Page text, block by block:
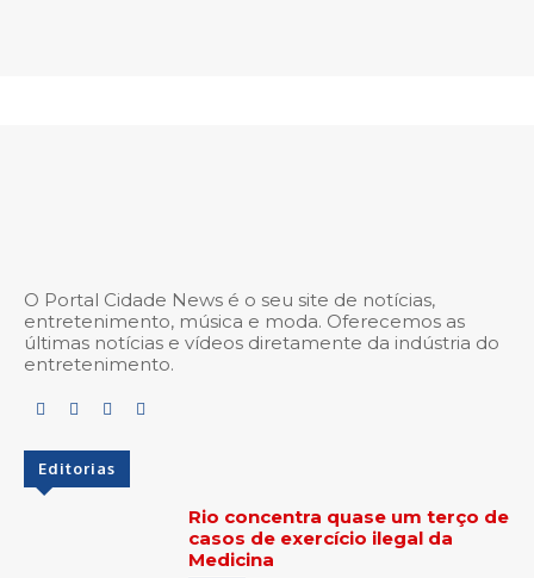
O Portal Cidade News é o seu site de notícias,
entretenimento, música e moda. Oferecemos as
últimas notícias e vídeos diretamente da indústria do
entretenimento.
Editorias
Rio concentra quase um terço de
casos de exercício ilegal da
Medicina